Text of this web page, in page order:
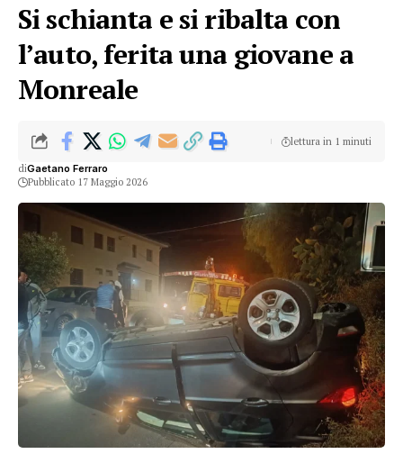
Si schianta e si ribalta con
l’auto, ferita una giovane a
Monreale
diGaetano Ferraro
Pubblicato 17 Maggio 2026
lettura in 1 minuti